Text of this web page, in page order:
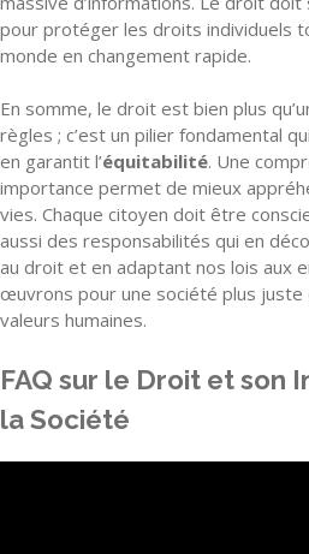
pour protéger les droits individuels
monde en changement rapide.
En somme, le droit est bien plus
règles ; c’est un pilier fondamental
en garantit l’équitabilité. Une
importance permet de mieux
vies. Chaque citoyen doit être
aussi des responsabilités qui en
au droit et en adaptant nos lois aux
œuvrons pour une société plus
valeurs humaines.
FAQ sur le Droit et son
la Société